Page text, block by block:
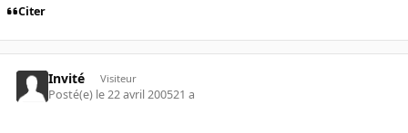
Citer
Invité Visiteur
Posté(e) le 22 avril 200521 a